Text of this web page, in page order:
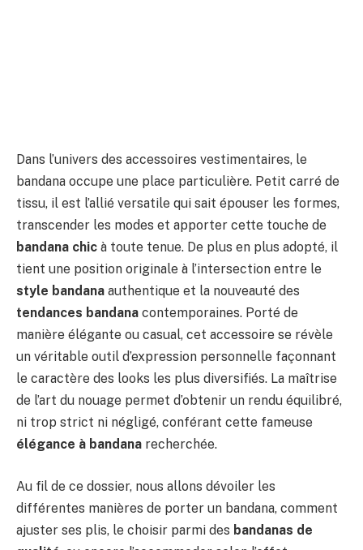
Dans l’univers des accessoires vestimentaires, le
bandana occupe une place particulière. Petit carré de
tissu, il est l’allié versatile qui sait épouser les formes,
transcender les modes et apporter cette touche de
bandana chic à toute tenue. De plus en plus adopté, il
tient une position originale à l’intersection entre le
style bandana authentique et la nouveauté des
tendances bandana contemporaines. Porté de
manière élégante ou casual, cet accessoire se révèle
un véritable outil d’expression personnelle façonnant
le caractère des looks les plus diversifiés. La maîtrise
de l’art du nouage permet d’obtenir un rendu équilibré,
ni trop strict ni négligé, conférant cette fameuse
élégance à bandana recherchée.
Au fil de ce dossier, nous allons dévoiler les
différentes manières de porter un bandana, comment
ajuster ses plis, le choisir parmi des bandanas de